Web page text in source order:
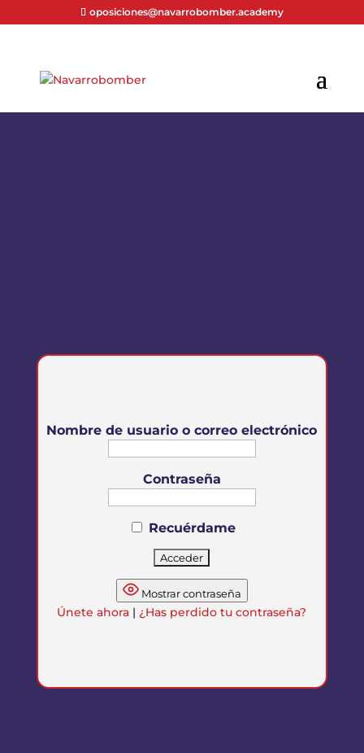
oposiciones@navarrobomber.academy
Nombre de usuario o correo electrónico
Contraseña
Recuérdame
Mostrar contraseña
Únete ahora | ¿Has perdido tu contraseña?